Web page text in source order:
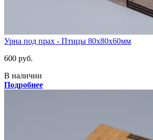
Урна под прах - Птицы 80х80х60мм
600 руб.
В наличии
Подробнее